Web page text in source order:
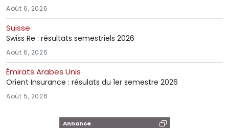
Août 6, 2026
Suisse
Swiss Re : résultats semestriels 2026
Août 6, 2026
Émirats Arabes Unis
Orient Insurance : résulats du 1er semestre 2026
Août 5, 2026
Annonce